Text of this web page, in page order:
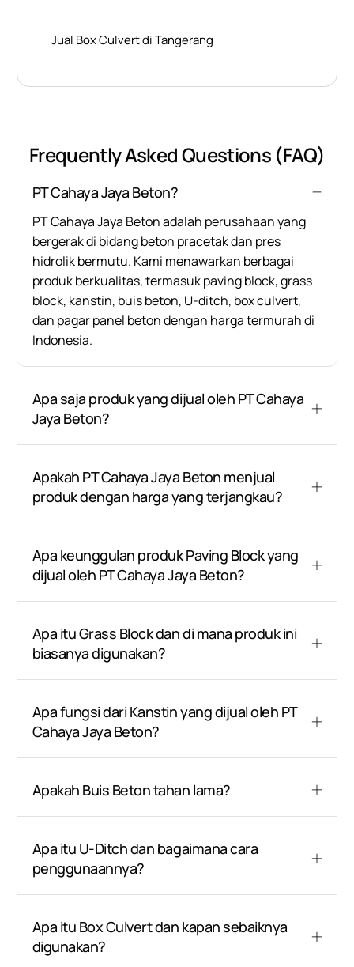
Jual Box Culvert di Tangerang
Frequently Asked Questions (FAQ)
PT Cahaya Jaya Beton?
PT Cahaya Jaya Beton adalah perusahaan yang
bergerak di bidang beton pracetak dan pres
hidrolik bermutu. Kami menawarkan berbagai
produk berkualitas, termasuk paving block, grass
block, kanstin, buis beton, U-ditch, box culvert,
dan pagar panel beton dengan harga termurah di
Indonesia.
Apa saja produk yang dijual oleh PT Cahaya
Jaya Beton?
Apakah PT Cahaya Jaya Beton menjual
produk dengan harga yang terjangkau?
Apa keunggulan produk Paving Block yang
dijual oleh PT Cahaya Jaya Beton?
Apa itu Grass Block dan di mana produk ini
biasanya digunakan?
Apa fungsi dari Kanstin yang dijual oleh PT
Cahaya Jaya Beton?
Apakah Buis Beton tahan lama?
Apa itu U-Ditch dan bagaimana cara
penggunaannya?
Apa itu Box Culvert dan kapan sebaiknya
digunakan?